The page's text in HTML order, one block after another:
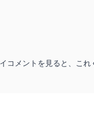
コメントを見ると、こ